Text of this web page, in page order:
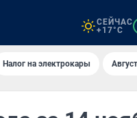
СЕЙЧАС
+17°C
Налог на электрокары